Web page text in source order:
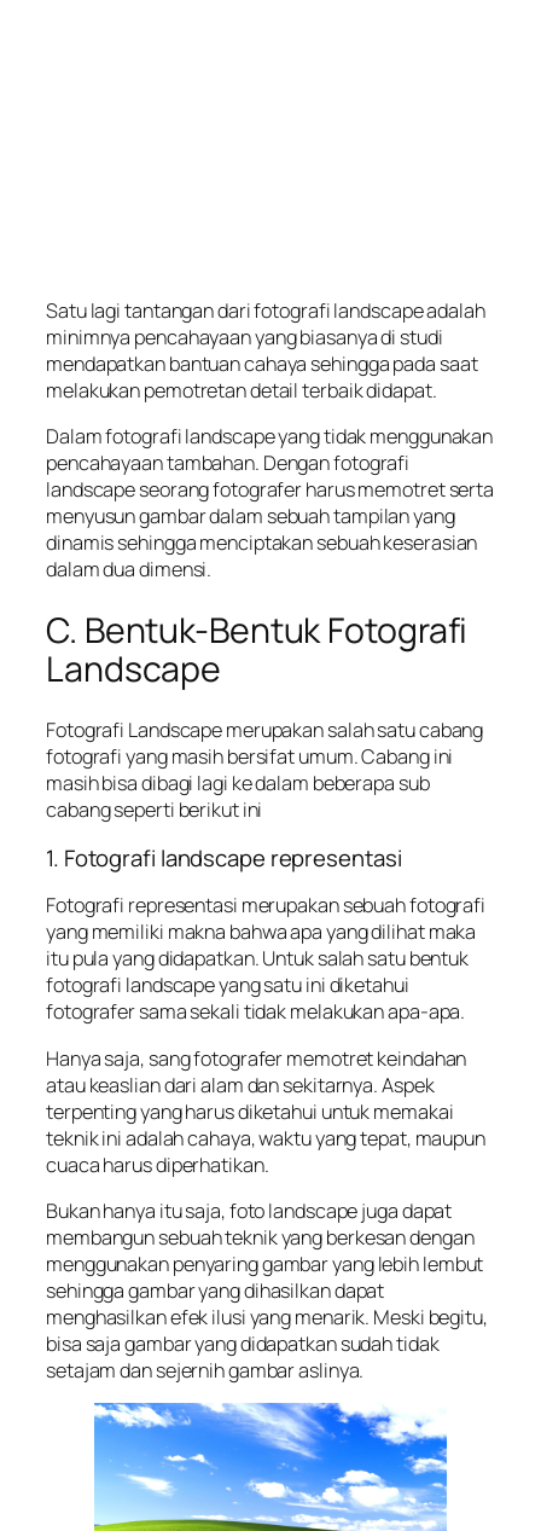
Satu lagi tantangan dari fotografi landscape adalah
minimnya pencahayaan yang biasanya di studi
mendapatkan bantuan cahaya sehingga pada saat
melakukan pemotretan detail terbaik didapat.
Dalam fotografi landscape yang tidak menggunakan
pencahayaan tambahan. Dengan fotografi
landscape seorang fotografer harus memotret serta
menyusun gambar dalam sebuah tampilan yang
dinamis sehingga menciptakan sebuah keserasian
dalam dua dimensi.
C. Bentuk-Bentuk Fotografi
Landscape
Fotografi Landscape merupakan salah satu cabang
fotografi yang masih bersifat umum. Cabang ini
masih bisa dibagi lagi ke dalam beberapa sub
cabang seperti berikut ini
1. Fotografi landscape representasi
Fotografi representasi merupakan sebuah fotografi
yang memiliki makna bahwa apa yang dilihat maka
itu pula yang didapatkan. Untuk salah satu bentuk
fotografi landscape yang satu ini diketahui
fotografer sama sekali tidak melakukan apa-apa.
Hanya saja, sang fotografer memotret keindahan
atau keaslian dari alam dan sekitarnya. Aspek
terpenting yang harus diketahui untuk memakai
teknik ini adalah cahaya, waktu yang tepat, maupun
cuaca harus diperhatikan.
Bukan hanya itu saja, foto landscape juga dapat
membangun sebuah teknik yang berkesan dengan
menggunakan penyaring gambar yang lebih lembut
sehingga gambar yang dihasilkan dapat
menghasilkan efek ilusi yang menarik. Meski begitu,
bisa saja gambar yang didapatkan sudah tidak
setajam dan sejernih gambar aslinya.